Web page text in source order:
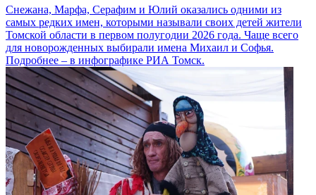
Снежана, Марфа, Серафим и Юлий оказались одними из
самых редких имен, которыми называли своих детей жители
Томской области в первом полугодии 2026 года. Чаще всего
для новорожденных выбирали имена Михаил и Софья.
Подробнее – в инфографике РИА Томск.